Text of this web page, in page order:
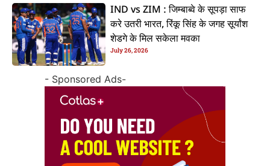
IND vs ZIM : जिम्बाब्वे के सूपड़ा साफ
करे उतरी भारत, रिंकू सिंह के जगह सूर्यांश
शेडगे के मिल सकेला मवका
July 26, 2026
- Sponsored Ads-